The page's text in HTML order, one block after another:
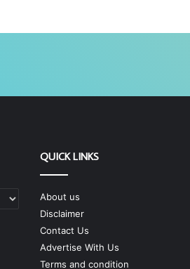
QUICK LINKS
About us
Disclaimer
Contact Us
Advertise With Us
Terms and condition